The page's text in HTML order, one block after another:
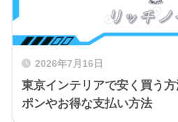
2026年7月16日
東京インテリアで安く買う
ポンやお得な支払い方法